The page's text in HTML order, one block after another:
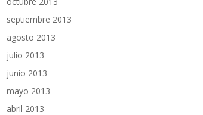
septiembre 2013
agosto 2013
julio 2013
junio 2013
mayo 2013
abril 2013